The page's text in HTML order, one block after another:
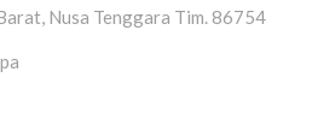
Nusa Tenggara Tim. 86754